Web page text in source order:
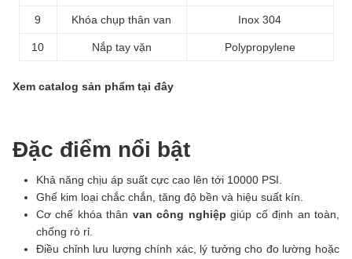
9 Khóa chụp thân van Inox 304
10 Nắp tay vặn Polypropylene
Xem catalog sản phẩm tại đây
Đặc điểm nổi bật
Khả năng chịu áp suất cực cao lên tới 10000 PSI.
Ghế kim loại chắc chắn, tăng độ bền và hiệu suất kín.
Cơ chế khóa thân van công nghiệp giúp cố định an toàn,
chống rò rỉ.
Điều chỉnh lưu lượng chính xác, lý tưởng cho đo lường hoặc